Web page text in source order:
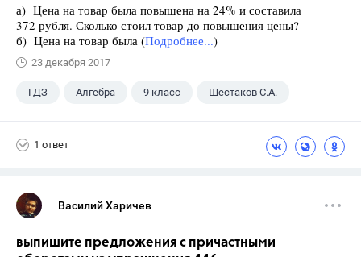
а) Цена на товар была повышена на 24% и составила
372 рубля. Сколько стоил товар до повышения цены?
б) Цена на товар была (Подробнее...)
23 декабря 2017
ГДЗ Алгебра 9 класс Шестаков С.А.
1 ответ
Василий Харичев
выпишите предложения с причастными